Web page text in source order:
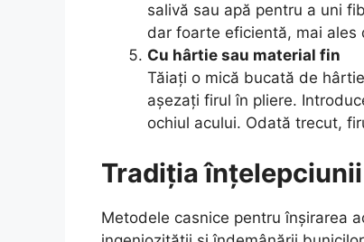
salivă sau apă pentru a uni
dar foarte eficientă, mai ales
Cu hârtie sau material fin
Tăiați o mică bucată de
așezați firul în pliere.
ochiul acului. Odată trecut,
Tradiția
Metodele casnice pentru înșirarea